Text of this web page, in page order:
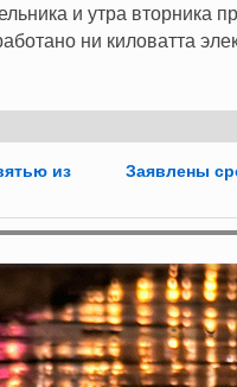
и утра вторника
ни киловатта
из
Заявлены